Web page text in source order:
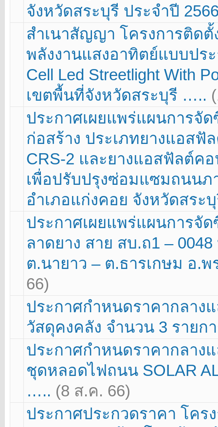
จังหวัดสระบุรี ประจำปี
สำเนาสัญญา โครงการติด
พลังงานแสงอาทิตย์แบบปร
Cell Led Streetlight With
เขตพื้นที่จังหวัดสระบุรี …..
ประกาศเผยแพร่แผนการจั
ก่อสร้าง ประเภทยางแอส
CRS-2 และยางแอสฟัลต์ค
เพื่อปรับปรุงซ่อมแซมถนนภ
อำเภอแก่งคอย จังหวัดสร
ประกาศเผยแพร่แผนการจั
ลาดยาง สาย สบ.ถ1 –
ต.นายาว – ต.ธารเกษม อ.
66)
ประกาศกำหนดราคากลาง
วัสดุคงคลัง จำนวน 3 ราย
ประกาศกำหนดราคากลาง
ชุดหลอดไฟถนน SOLAR
….. (8 ส.ค. 66)
ประกาศประกวดราคา โคร